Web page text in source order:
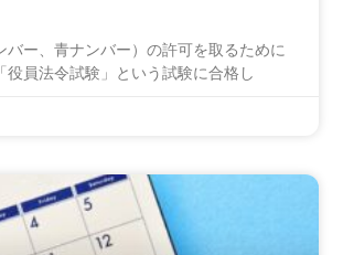
バー、青ナンバー）の許可を取るために
役員法令試験」という試験に合格し